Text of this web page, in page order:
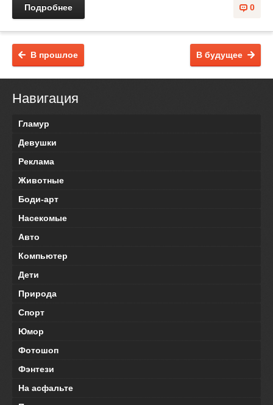
0
Подробнее
В будущее
В прошлое
Навигация
Гламур
Девушки
Реклама
Животные
Боди-арт
Насекомые
Авто
Компьютер
Дети
Природа
Спорт
Юмор
Фотошоп
Фэнтези
На асфальте